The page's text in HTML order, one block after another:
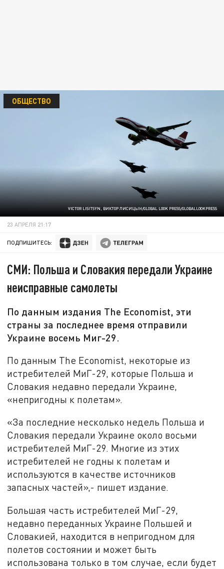
VICTOR LISITSYN, ВИКТОР ЛИСИЦЫН/GLOBAL LOOK PRESS/GLOBALLOOKPRESS
ОБЩЕСТВО
23 АПРЕЛЯ 21:17
ПОДПИШИТЕСЬ:
СМИ: Польша и Словакия передали Украине
неисправные самолеты
По данным издания The Economist, эти
страны за последнее время отправили
Украине восемь Миг-29.
По данным The Economist, некоторые из
истребителей МиГ-29, которые Польша и
Словакия недавно передали Украине,
«непригодны к полетам».
«За последние несколько недель Польша и
Словакия передали Украине около восьми
истребителей МиГ-29. Многие из этих
истребителей не годны к полетам и
используются в качестве источников
запасных частей»,- пишет издание.
Большая часть истребителей МиГ-29,
недавно переданных Украине Польшей и
Словакией, находится в непригодном для
полетов состоянии и может быть
использована только в том случае, если будет